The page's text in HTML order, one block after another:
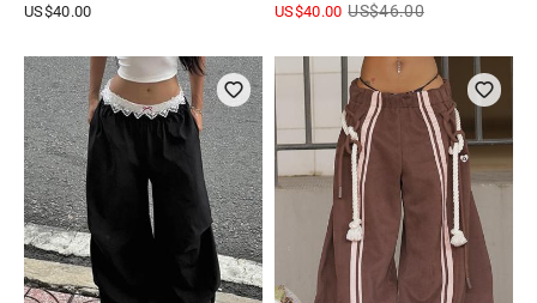
US$40.00 US$40.00 US$46.00